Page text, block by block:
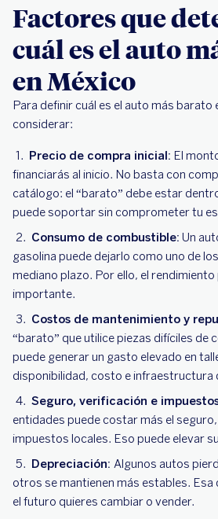
Calcula el costo total del
usarlo
Factores que
cuál es el auto
en México
Para definir cuál es el auto más barato
considerar:
Precio de compra inicial: El
financiarás al inicio. No basta con
catálogo: el “barato” debe estar
puede soportar sin comprometer tu
Consumo de combustible: Un
gasolina puede dejarlo como uno de
mediano plazo. Por ello, el
importante.
Costos de mantenimiento y
“barato” que utilice piezas difíciles de
puede generar un gasto elevado en
disponibilidad, costo e infraestructura
Seguro, verificación e
entidades puede costar más el
impuestos locales. Eso puede elevar
Depreciación: Algunos autos
otros se mantienen más estables. Esa
el futuro quieres cambiar o vender.